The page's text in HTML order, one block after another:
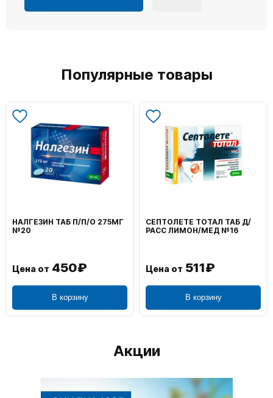
Популярные товары
НАЛГЕЗИН ТАБ П/П/О 275МГ
№20
Цена от 450₽
В корзину
СЕПТОЛЕТЕ ТОТАЛ ТАБ Д/
РАСС ЛИМОН/МЕД №16
Цена от 511₽
В корзину
Акции